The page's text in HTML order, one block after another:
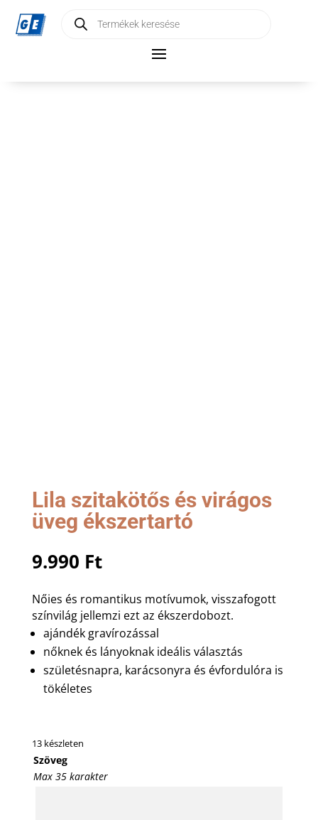
search
Lila szitakötős és virágos
üveg ékszertartó
9.990 Ft
Nőies és romantikus motívumok, visszafogott
színvilág jellemzi ezt az ékszerdobozt.
ajándék gravírozással
nőknek és lányoknak ideális választás
születésnapra, karácsonyra és évfordulóra is
tökéletes
13 készleten
Szöveg
Max 35 karakter